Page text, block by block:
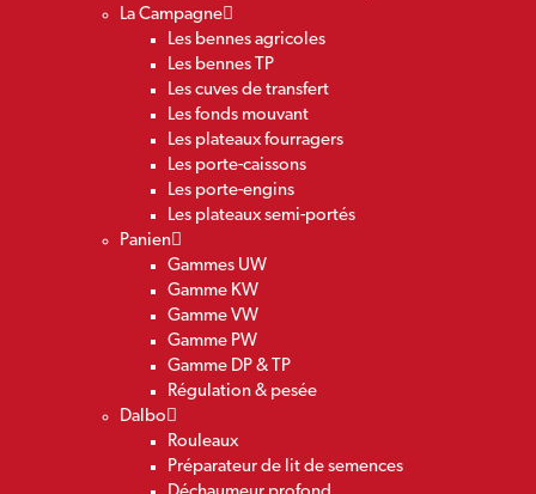
La Campagne
Les bennes agricoles
Les bennes TP
Les cuves de transfert
Les fonds mouvant
Les plateaux fourragers
Les porte-caissons
Les porte-engins
Les plateaux semi-portés
Panien
Gammes UW
Gamme KW
Gamme VW
Gamme PW
Gamme DP & TP
Régulation & pesée
Dalbo
Rouleaux
Préparateur de lit de semences